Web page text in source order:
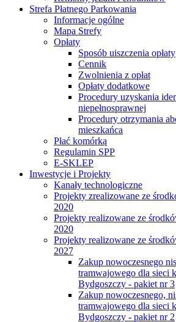
Strefa Płatnego Parkowania
Informacje ogólne
Mapa Strefy
Opłaty
Sposób uiszczenia opłaty
Cennik
Zwolnienia z opłat
Opłaty dodatkowe
Procedury uzyskania
niepełnosprawnej
Procedury otrzymania
mieszkańca
Płać komórką
Regulamin SPP
E-SKLEP
Inwestycje i Projekty
Kanały technologiczne
Projekty zrealizowane ze
2020
Projekty realizowane ze
2020
Projekty realizowane ze
2027
Zakup nowoczesnego
tramwajowego dla sieci
Bydgoszczy - pakiet nr 3
Zakup nowoczesnego,
tramwajowego dla sieci
Bydgoszczy - pakiet nr 2